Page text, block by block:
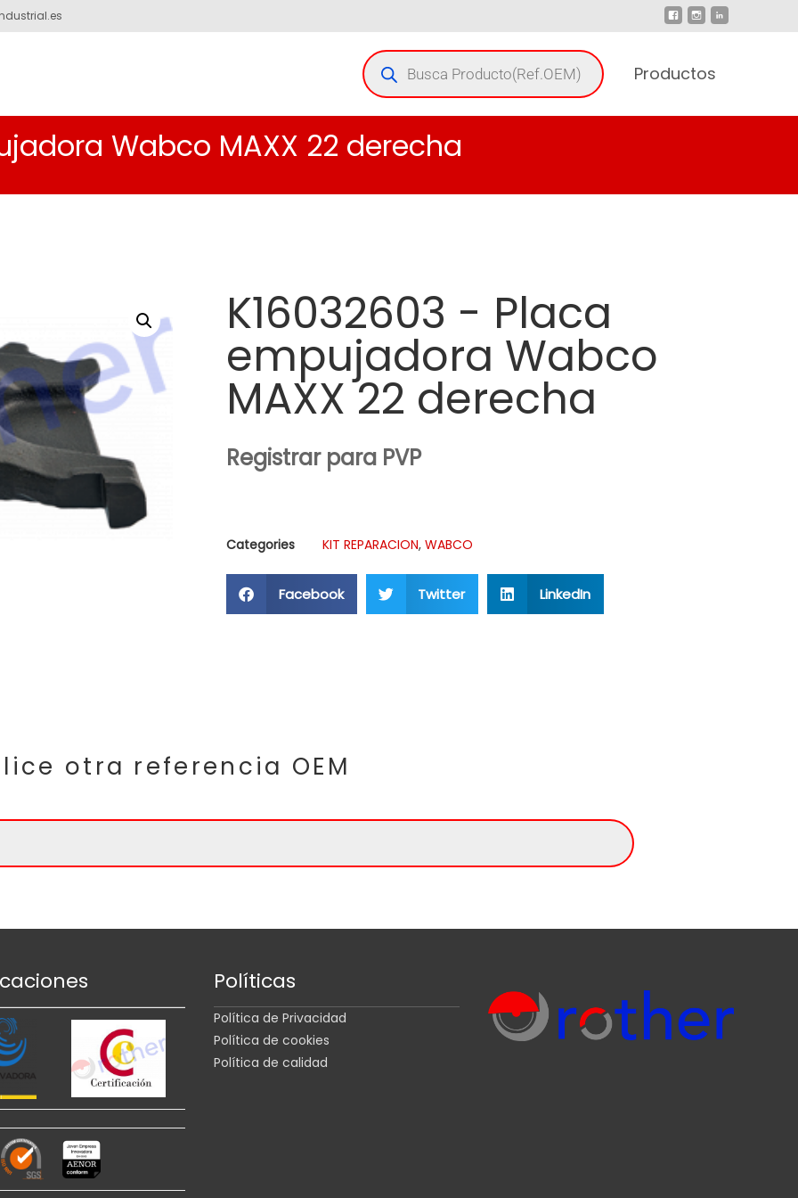
Productos
Wabco MAXX 22 derecha
K16032603 - Placa
empujadora Wabco
MAXX 22 derecha
Registrar para PVP
Categories KIT REPARACION, WABCO
Facebook Twitter LinkedIn
otra referencia OEM
Políticas
Política de Privacidad
Política de cookies
Política de calidad